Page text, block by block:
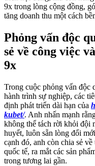
9x trong lòng cộng đồng,
tăng doanh thu một cách
Phỏng vấn độc
sẻ về công việc
9x
Trong cuộc phỏng vấn độc
hành trình sự nghiệp, các
định phát triển dài hạn của
kubet/. Anh nhấn mạnh
không thể tách rời khỏi đội
huyết, luôn sẵn lòng đổi
cạnh đó, anh còn chia sẻ
quốc tế, ra mắt các sản
trong tương lai gần.